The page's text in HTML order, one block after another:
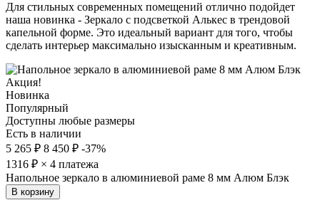
Для стильных современных помещений отлично подойдет
наша новинка - Зеркало с подсветкой Алькес в трендовой
капельной форме. Это идеальный вариант для того, чтобы
сделать интерьер максимально изысканным и креативным.
Акция!
Новинка
Популярный
Доступны любые размеры
Есть в наличии
5 265 ₽ 8 450 ₽ -37%
1316 ₽ × 4 платежа
Напольное зеркало в алюминиевой раме 8 мм Алюм Блэк
В корзину